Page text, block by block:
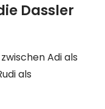
Dassler
Adi als
als